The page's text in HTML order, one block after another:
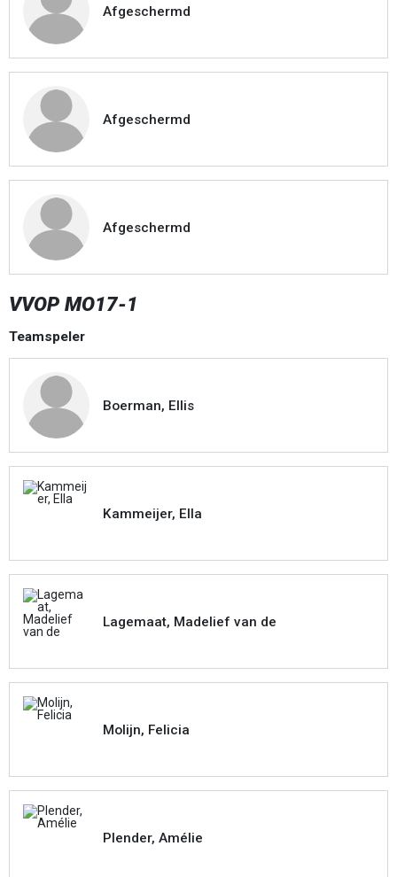
Afgeschermd
Afgeschermd
Afgeschermd
VVOP MO17-1
Teamspeler
Boerman, Ellis
Kammeijer, Ella
Lagemaat, Madelief van de
Molijn, Felicia
Plender, Amélie